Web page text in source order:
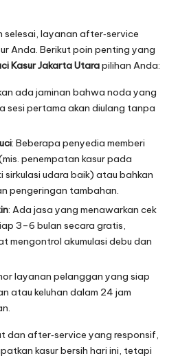
selesai, layanan after‑service
Anda. Berikut poin penting yang
Kasur Jakarta Utarapilihan Anda:
ada jaminan bahwa noda yang
sesi pertama akan diulang tanpa
: Beberapa penyedia memberi
penempatan kasur pada
sirkulasi udara baik) atau bahkan
pengeringan tambahan.
: Ada jasa yang menawarkan cek
3–6 bulan secara gratis,
mengontrol akumulasi debu dan
layanan pelanggan yang siap
atau keluhan dalam 24 jam
dan after‑service yang responsif,
kasur bersih hari ini, tetapi